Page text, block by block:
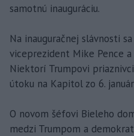
samotnú inauguráciu.
Na inauguračnej slávnosti
viceprezident Mike Pence
Niektorí Trumpovi
útoku na Kapitol zo 6.
O novom šéfovi Bieleho
medzi Trumpom a